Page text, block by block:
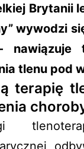
Brytanii
wywodzi
tlenu pod
terapię